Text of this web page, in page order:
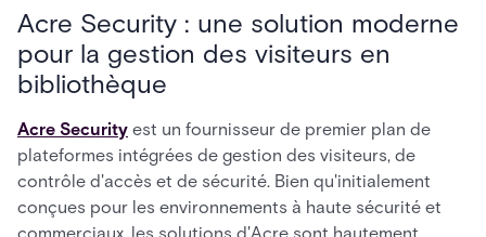
Acre Security : une solution moderne
pour la gestion des visiteurs en
bibliothèque
Acre Security est un fournisseur de premier plan de
plateformes intégrées de gestion des visiteurs, de
contrôle d'accès et de sécurité. Bien qu'initialement
conçues pour les environnements à haute sécurité et